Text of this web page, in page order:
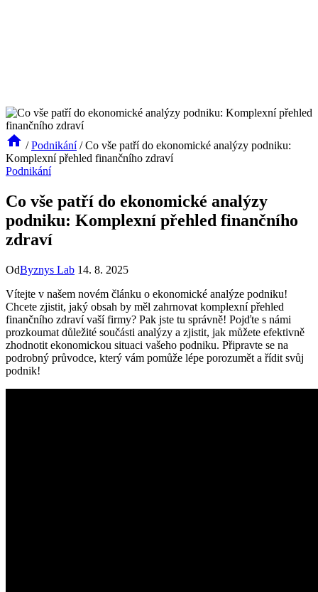
/ Podnikání / Co vše patří do ekonomické analýzy podniku:
Komplexní přehled finančního zdraví
Podnikání
Co vše patří do ekonomické analýzy
podniku: Komplexní přehled finančního
zdraví
OdByznys Lab 14. 8. 2025
Vítejte v našem novém článku o ekonomické analýze podniku!
Chcete zjistit, jaký obsah by měl zahrnovat komplexní přehled
finančního zdraví vaší firmy? Pak jste tu správně! Pojďte s námi
prozkoumat důležité součásti analýzy a zjistit, jak můžete efektivně
zhodnotit ekonomickou situaci vašeho podniku. Připravte se na
podrobný průvodce, který vám pomůže lépe porozumět a řídit svůj
podnik!